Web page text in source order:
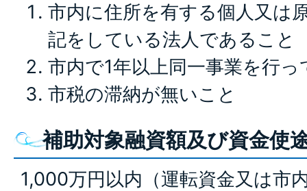
市内に住所を有する個人又は
記をしている法人であること
市内で1年以上同一事業を行
市税の滞納が無いこと
補助対象融資額及び資金使
1,000万円以内（運転資金又は市